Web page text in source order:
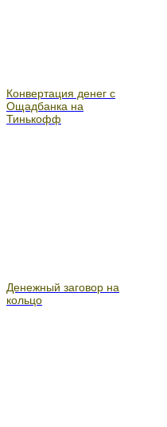
Конвертация денег с
Ощадбанка на
Тинькофф
Денежный заговор на
кольцо